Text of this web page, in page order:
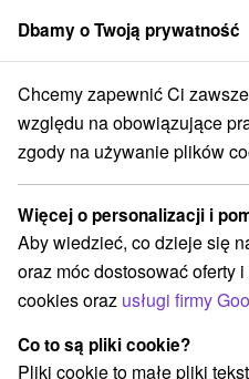
członek grupySorger
Urlop w ośrodku narciarskim
Urlop w ośrodku
turystycznym
Demianowskiej
Oferta wygasła! Wybierz poniżej z
Hotel SOREA Marmot ★★
Przejdź do lokalizacji
Dbamy o Twoją prywatność
Chcemy zapewnić Ci
względu na obowiązujące
zgody na używanie plików
Więcej o personalizacji i
Aby wiedzieć, co dzieje się
oraz móc dostosować oferty
cookies oraz usługi firmy
Co to są pliki cookie?
Pliki cookie to małe pliki